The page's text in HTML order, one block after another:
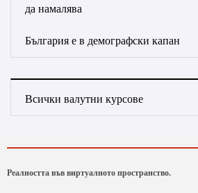
да намалява
България е в демографски капан
Всички валутни курсове
Реалността във виртуалното пространство.